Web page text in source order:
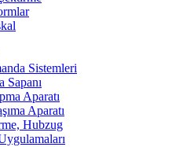
Sistemleri
Sapanı
Aparatı
Aparatı
Hubzug